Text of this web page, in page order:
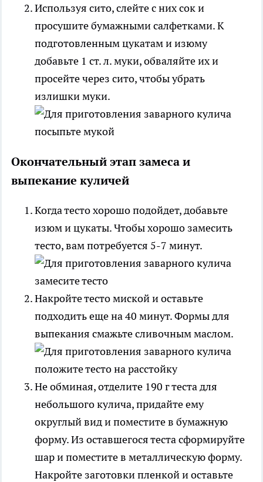
Используя сито, слейте с них сок и
просушите бумажными салфетками. К
подготовленным цукатам и изюму
добавьте 1 ст. л. муки, обваляйте их и
просейте через сито, чтобы убрать
излишки муки.
Окончательный этап замеса и
выпекание куличей
Когда тесто хорошо подойдет, добавьте
изюм и цукаты. Чтобы хорошо замесить
тесто, вам потребуется 5-7 минут.
Накройте тесто миской и оставьте
подходить еще на 40 минут. Формы для
выпекания смажьте сливочным маслом.
Не обминая, отделите 190 г теста для
небольшого кулича, придайте ему
округлый вид и поместите в бумажную
форму. Из оставшегося теста сформируйте
шар и поместите в металлическую форму.
Накройте заготовки пленкой и оставьте